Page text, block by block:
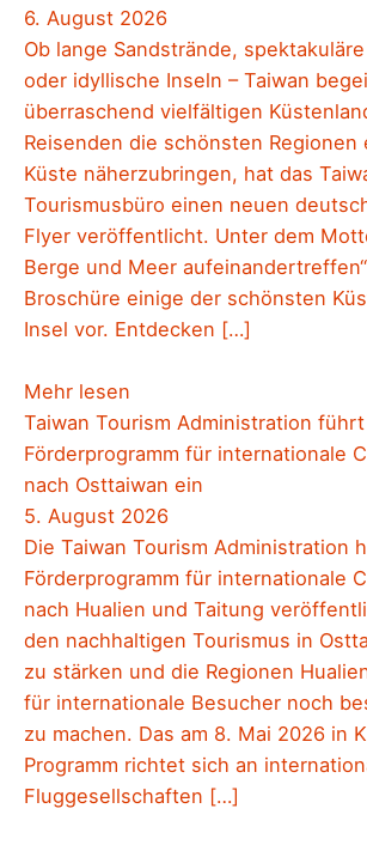
6. August 2026
Ob lange Sandstrände,
oder idyllische Inseln – Taiwan
überraschend vielfältigen
Reisenden die schönsten Regionen
Küste näherzubringen, hat das
Tourismusbüro einen neuen
Flyer veröffentlicht. Unter dem
Berge und Meer
Broschüre einige der schönsten
Insel vor. Entdecken […]
Mehr lesen
Taiwan Tourism Administration
Förderprogramm für internationale
nach Osttaiwan ein
5. August 2026
Die Taiwan Tourism Administration
Förderprogramm für internationale
nach Hualien und Taitung
den nachhaltigen Tourismus in
zu stärken und die Regionen
für internationale Besucher noch
zu machen. Das am 8. Mai 2026 in
Programm richtet sich an
Fluggesellschaften […]